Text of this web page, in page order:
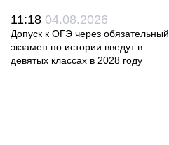
11:18 04.08.2026
Допуск к ОГЭ через обязательный
экзамен по истории введут в
девятых классах в 2028 году